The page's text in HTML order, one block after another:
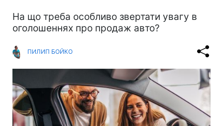
На що треба особливо звертати увагу в
оголошеннях про продаж авто?
ПИЛИП БОЙКО